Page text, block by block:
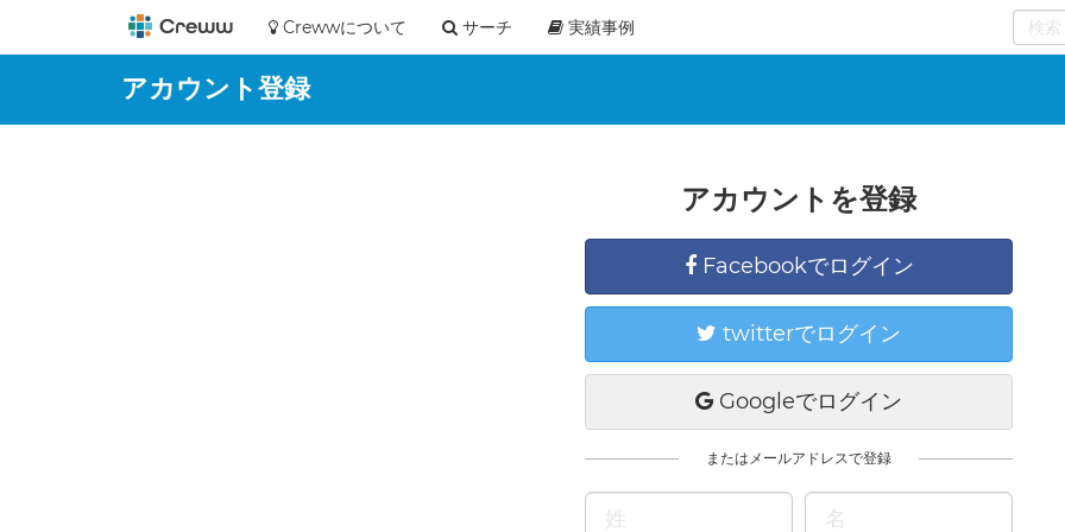
Crewwについて サーチ 実績事例
0
アカウント登録
アカウントを登録
Facebookでログイン
twitterでログイン
Googleでログイン
またはメールアドレスで登録